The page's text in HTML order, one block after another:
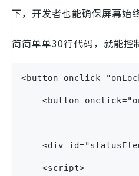
下，开发者也能确保屏幕始
简简单单30行代码，就能控
<button
<button
<div
    <script>